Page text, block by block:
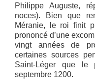
Philippe Auguste,
noces). Bien que
Méranie, le roi finit
prononcé d’une
vingt années de
certaines sources
Saint-Léger que
septembre 1200.